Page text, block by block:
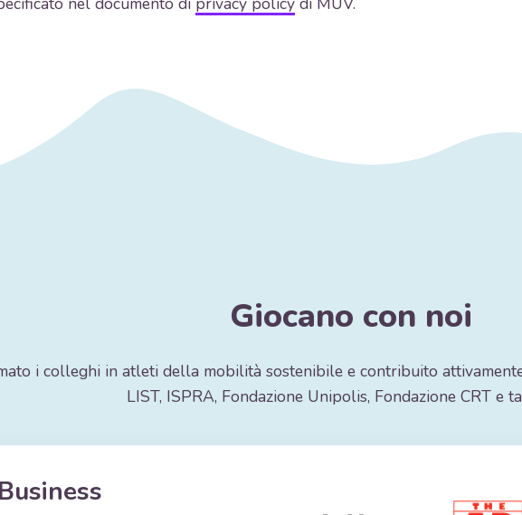
Giocano con noi
i colleghi in atleti della mobilità sostenibile e contribuito
LIST, ISPRA, Fondazione Unipolis, Fondazione CRT e